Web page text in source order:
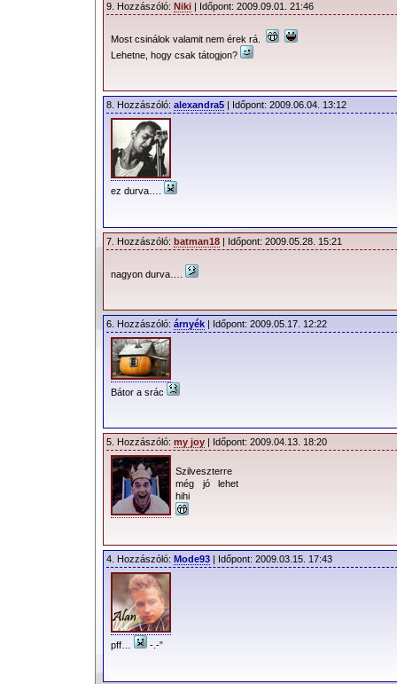
9. Hozzászóló: Niki | Időpont: 2009.09.01. 21:46
Most csinálok valamit nem érek rá.
Lehetne, hogy csak tátogjon?
8. Hozzászóló: alexandra5 | Időpont: 2009.06.04. 13:12
ez durva….
7. Hozzászóló: batman18 | Időpont: 2009.05.28. 15:21
nagyon durva….
6. Hozzászóló: árnyék | Időpont: 2009.05.17. 12:22
Bátor a srác
5. Hozzászóló: my joy | Időpont: 2009.04.13. 18:20
Szilveszterre
még jó lehet
hihi
4. Hozzászóló: Mode93 | Időpont: 2009.03.15. 17:43
pff… -.-”